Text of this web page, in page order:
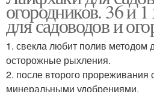
огородников. 36 и
для садоводов и
1. свекла любит полив методом
осторожные рыхления.
2. после второго прореживания
минеральными удобрениями.